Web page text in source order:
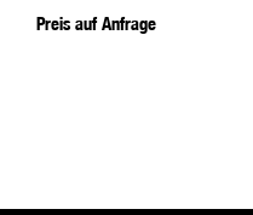
Preis auf Anfrage